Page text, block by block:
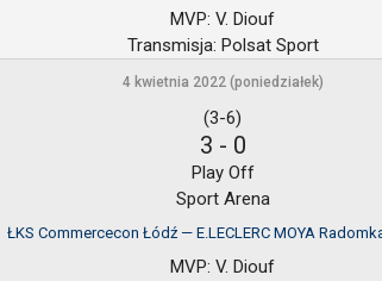
MVP: V. Diouf
Transmisja: Polsat Sport
4 kwietnia 2022 (poniedziałek)
(3-6)
3 - 0
Play Off
Sport Arena
ŁKS Commercecon Łódź — E.LECLERC MOYA
MVP: V. Diouf